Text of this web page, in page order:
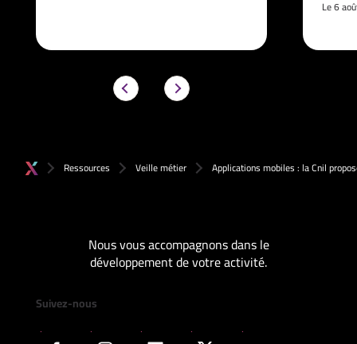
Le 6
Ressources Veille métier Applications mobiles : la Cnil
Nous vous accompagnons dans le
développement de votre activité.
Suivez-nous